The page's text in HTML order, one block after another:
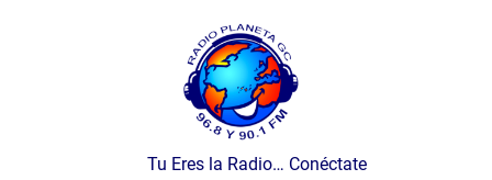
Tu Eres la Radio… Conéctate